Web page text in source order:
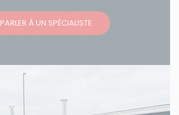
PARLER À UN SPÉCIALISTE